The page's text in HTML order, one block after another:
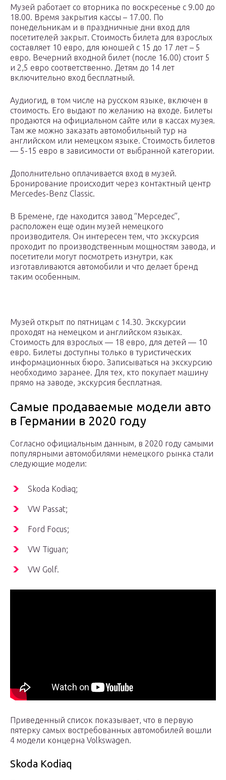
Музей работает со вторника по воскресенье с 9.00 до
18.00. Время закрытия кассы – 17.00. По
понедельникам и в праздничные дни вход для
посетителей закрыт. Стоимость билета для взрослых
составляет 10 евро, для юношей с 15 до 17 лет – 5
евро. Вечерний входной билет (после 16.00) стоит 5
и 2,5 евро соответственно. Детям до 14 лет
включительно вход бесплатный.
Аудиогид, в том числе на русском языке, включен в
стоимость. Его выдают по желанию на входе. Билеты
продаются на официальном сайте или в кассах музея.
Там же можно заказать автомобильный тур на
английском или немецком языке. Стоимость билетов
— 5-15 евро в зависимости от выбранной категории.
Дополнительно оплачивается вход в музей.
Бронирование происходит через контактный центр
Mercedes-Benz Classic.
В Бремене, где находится завод “Мерседес”,
расположен еще один музей немецкого
производителя. Он интересен тем, что экскурсия
проходит по производственным мощностям завода, и
посетители могут посмотреть изнутри, как
изготавливаются автомобили и что делает бренд
таким особенным.
Музей открыт по пятницам с 14.30. Экскурсии
проходят на немецком и английском языках.
Стоимость для взрослых — 18 евро, для детей — 10
евро. Билеты доступны только в туристических
информационных бюро. Записываться на экскурсию
необходимо заранее. Для тех, кто покупает машину
прямо на заводе, экскурсия бесплатная.
Самые продаваемые модели авто
в Германии в 2020 году
Согласно официальным данным, в 2020 году самыми
популярными автомобилями немецкого рынка стали
следующие модели:
Skoda Kodiaq;
VW Passat;
Ford Focus;
VW Tiguan;
VW Golf.
Приведенный список показывает, что в первую
пятерку самых востребованных автомобилей вошли
4 модели концерна Volkswagen.
Skoda Kodiaq